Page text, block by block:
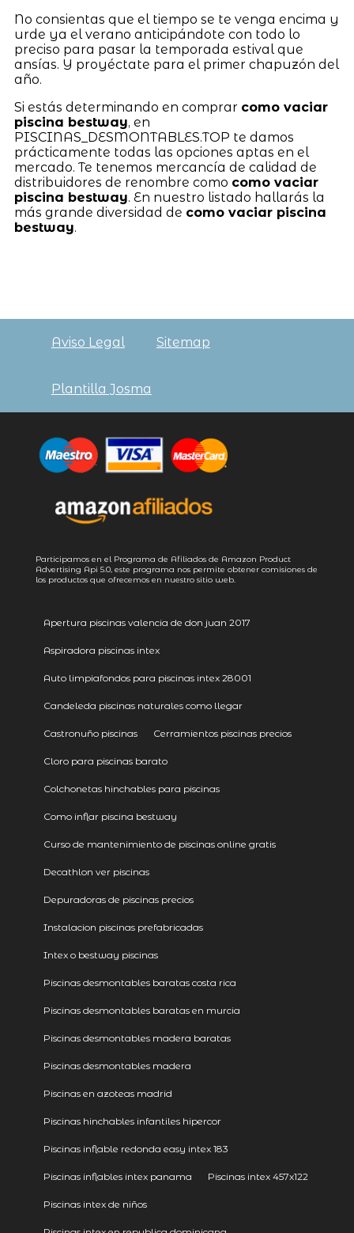
No consientas que el tiempo se te venga encima y
urde ya el verano anticipándote con todo lo
preciso para pasar la temporada estival que
ansías. Y proyéctate para el primer chapuzón del
año.
Si estás determinando en comprar como vaciar
piscina bestway, en
PISCINAS_DESMONTABLES.TOP te damos
prácticamente todas las opciones aptas en el
mercado. Te tenemos mercancía de calidad de
distribuidores de renombre como como vaciar
piscina bestway. En nuestro listado hallarás la
más grande diversidad de como vaciar piscina
bestway.
Aviso Legal Sitemap
Plantilla Josma
Participamos en el Programa de Afiliados de Amazon Product
Advertising Api 5.0, este programa nos permite obtener comisiones de
los productos que ofrecemos en nuestro sitio web.
Apertura piscinas valencia de don juan 2017
Aspiradora piscinas intex
Auto limpiafondos para piscinas intex 28001
Candeleda piscinas naturales como llegar
Castronuño piscinas Cerramientos piscinas precios
Cloro para piscinas barato
Colchonetas hinchables para piscinas
Como inflar piscina bestway
Curso de mantenimiento de piscinas online gratis
Decathlon ver piscinas
Depuradoras de piscinas precios
Instalacion piscinas prefabricadas
Intex o bestway piscinas
Piscinas desmontables baratas costa rica
Piscinas desmontables baratas en murcia
Piscinas desmontables madera baratas
Piscinas desmontables madera
Piscinas en azoteas madrid
Piscinas hinchables infantiles hipercor
Piscinas inflable redonda easy intex 183
Piscinas inflables intex panama Piscinas intex 457x122
Piscinas intex de niños